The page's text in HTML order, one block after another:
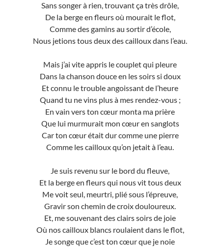
Sans songer à rien, trouvant ça très drôle,
De la berge en fleurs où mourait le flot,
Comme des gamins au sortir d’école,
Nous jetions tous deux des cailloux dans l’eau.
Mais j’ai vite appris le couplet qui pleure
Dans la chanson douce en les soirs si doux
Et connu le trouble angoissant de l’heure
Quand tu ne vins plus à mes rendez-vous ;
En vain vers ton cœur monta ma prière
Que lui murmurait mon cœur en sanglots
Car ton cœur était dur comme une pierre
Comme les cailloux qu’on jetait à l’eau.
Je suis revenu sur le bord du fleuve,
Et la berge en fleurs qui nous vit tous deux
Me voit seul, meurtri, plié sous l’épreuve,
Gravir son chemin de croix douloureux.
Et, me souvenant des clairs soirs de joie
Où nos cailloux blancs roulaient dans le flot,
Je songe que c’est ton cœur que je noie